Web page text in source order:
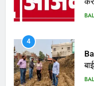
4
5